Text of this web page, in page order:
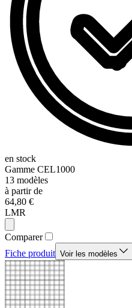
en stock
Gamme CEL1000
13 modèles
à partir de
64,80 €
LMR
Comparer
Fiche produit Voir les modèles